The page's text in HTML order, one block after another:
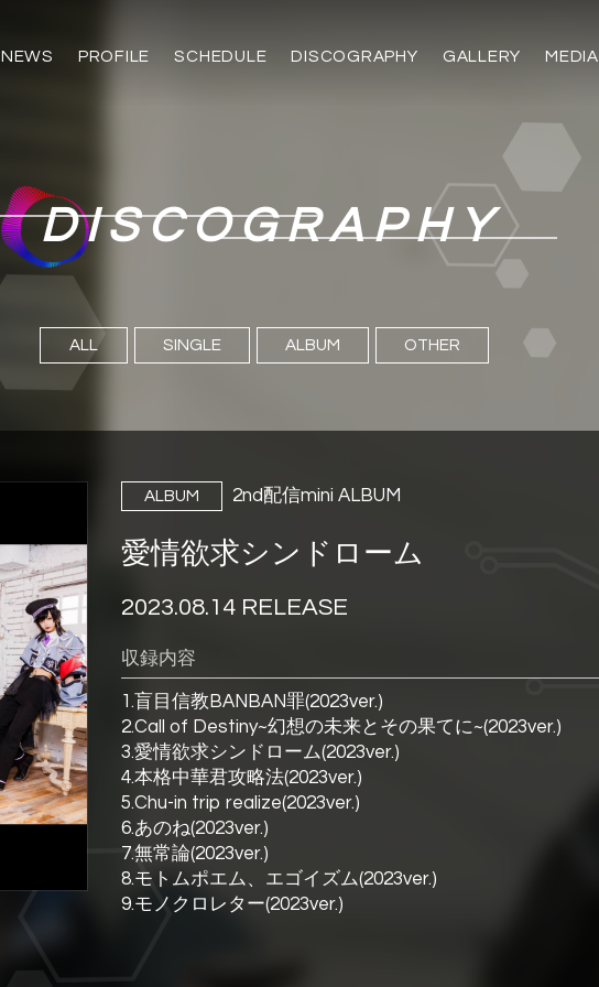
NEWS PROFILE SCHEDULE DISCOGRAPHY GALLERY MEDIA
DISCOGRAPHY
ALL SINGLE ALBUM OTHER
ALBUM 2nd配信mini ALBUM
愛情欲求シンドローム
2023.08.14 RELEASE
収録内容
1.盲目信教BANBAN罪(2023ver.)
2.Call of Destiny~幻想の未来とその果てに~(2023ver.)
3.愛情欲求シンドローム(2023ver.)
4.本格中華君攻略法(2023ver.)
5.Chu-in trip realize(2023ver.)
6.あのね(2023ver.)
7.無常論(2023ver.)
8.モトムポエム、エゴイズム(2023ver.)
9.モノクロレター(2023ver.)